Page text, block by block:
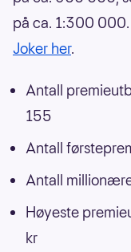
på ca. 1:300 000.
Joker her.
Antall
155
Antall
Antall
Høyeste
kr